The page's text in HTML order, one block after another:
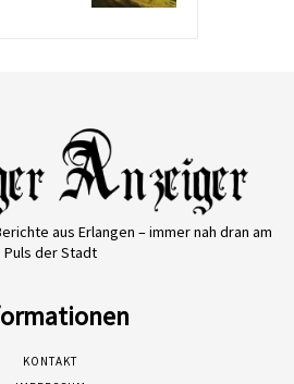
aus Erlangen – immer nah dran am
Puls der Stadt
KONTAKT